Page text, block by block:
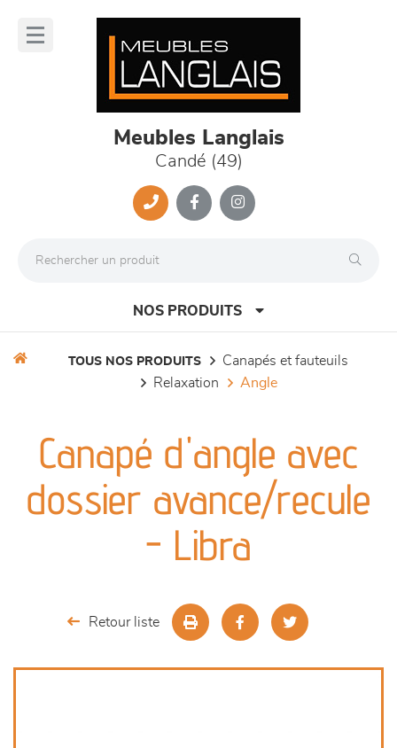
Meubles Langlais
Candé (49)
NOS PRODUITS
séjours
meubles de complément
chambres et dressing
TOUS NOS PRODUITS
canapés et fauteuils
relaxation
angle
Canapé d'angle avec
dossier avance/recule
- Libra
Retour liste